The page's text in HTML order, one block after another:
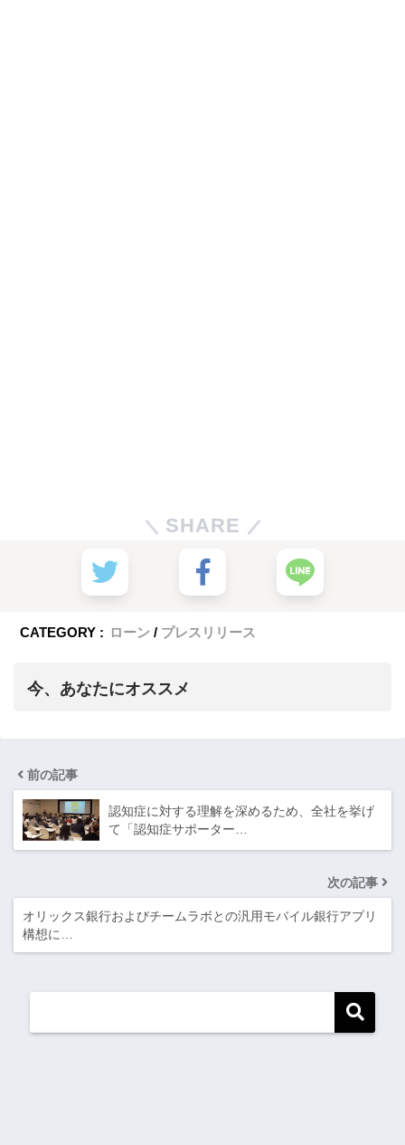
SHARE
CATEGORY : ローン プレスリリース
今、あなたにオススメ
前の記事
認知症に対する理解を深めるため、全社を挙げ
て「認知症サポーター…
次の記事
オリックス銀行およびチームラボとの汎用モバイル銀行アプリ
構想に…